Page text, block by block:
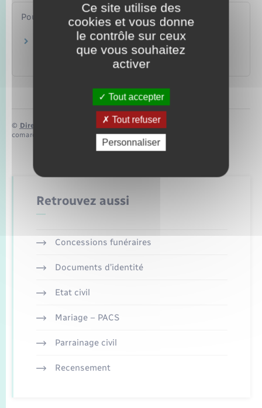
Pour en savoir plus
Guide du télétravail dans la fonction publique
Ministère chargé de la fonction publique
© Direction de l’information légale et administrative
comarquage developpé parbaseo.io
Retrouvez aussi
Concessions funéraires
Documents d’identité
Etat civil
Mariage – PACS
Parrainage civil
Recensement
Ce site utilise des
cookies et vous donne
le contrôle sur ceux
que vous souhaitez
activer
Tout accepter
Tout refuser
Personnaliser